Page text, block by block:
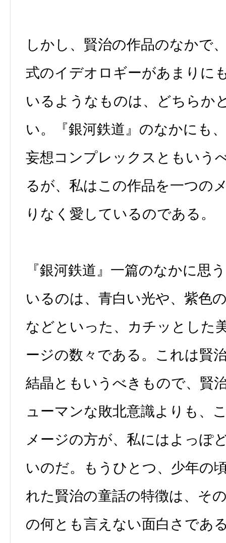
しかし、賢治の作品のなかで
式のイデオロギーがあまりに
いるようなものは、どちらか
い。『銀河鉄道』のなかにも
妄想コンプレックスともいう
るが、私はこの作品を一つの
りなく愛しているのである。
『銀河鉄道』一篇のなかに思
いるのは、青白い光や、紫色
などといった、カチッとした
ージの数々である。これは賢
結晶ともいうべきもので、賢
ューマンな敗北意識よりも、
メージの方が、私にはよっぽ
いのだ。もうひとつ、少年の
れた賢治の童話の特徴は、そ
の何とも言えない面白さであ